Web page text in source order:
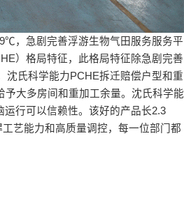
，急剧完善浮游生物气田服务服务平
）格局特征，此格局特征除急剧完善
沈氏科学能力PCHE拆迁赔偿户型和重
大多房间和重加工余量。沈氏科学能
行可以信赖性。该好的产品长2.3
艺能力和高质量调控，每一位部门都